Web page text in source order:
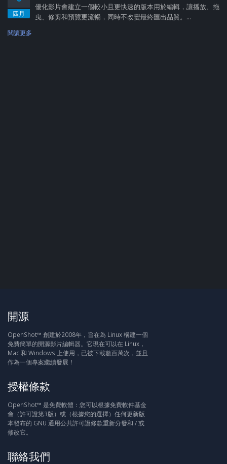
四月
優化影片會建立一個較小且更快速的版本用於編輯，讓播放、拖
曳、修剪和預覽更流暢，同時不改變最終匯出品質。...
閱讀更多
開源
OpenShot™ 創建於2008年，旨在為 Linux 構建一個
免費簡單的開源影片編輯器。它現在可以在 Linux，
Mac 和 Windows 上使用，已被下載數百萬次，並且
作為一個專案繼續發展！
授權條款
OpenShot™ 是免費軟體：您可以根據免費軟件基金
會（許可證第3版）或（根據您的選擇）任何更新版
本發布的 GNU 通用公共許可證條款重新分發和 / 或
修改它。
聯絡我們